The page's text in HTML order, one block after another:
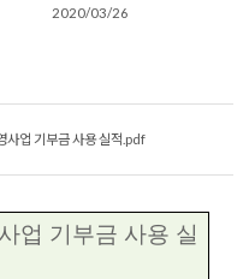
2020/03/26
업 기부금 사용 실적.pdf
업 기부금 사용 실